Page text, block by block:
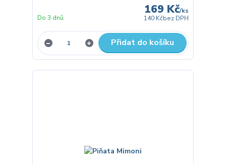
169 Kč/ks
140 Kčbez DPH
Do 3 dnů
Přidat do košíku